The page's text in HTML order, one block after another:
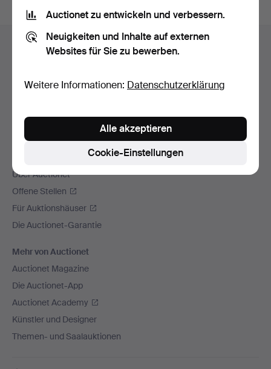
Fußzeilen-
Navigation
Hilfe und Kontakt
Alle Auktionshäuser
Über Auctionet
Offene Stellen
Für Auktionshäuser
Die Auctionet-Garantie
Mehr von Auctionet
Auctionet Magazine
Die Auctionet-App
Auctionet Academy
Künstler und Designer
Themen- und Saalauktionen
Auctionet zu entwickeln und verbessern.
Neuigkeiten und Inhalte auf externen
Websites für Sie zu bewerben.
Weitere Informationen: Datenschutzerklärung
Cookie-Einstellungen
Alle akzeptieren